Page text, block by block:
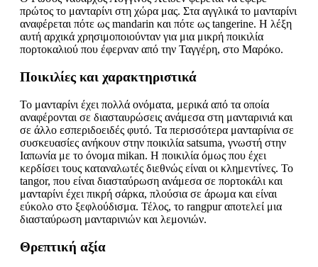
πρώτος το μανταρίνι στη χώρα μας. Στα αγγλικά το μανταρίνι
αναφέρεται πότε ως mandarin και πότε ως tangerine. Η λέξη
αυτή αρχικά χρησιμοποιούνταν για μια μικρή ποικιλία
πορτοκαλιού που έφερναν από την Ταγγέρη, στο Μαρόκο.
Ποικιλίες και χαρακτηριστικά
Το μανταρίνι έχει πολλά ονόματα, μερικά από τα οποία
αναφέρονται σε διασταυρώσεις ανάμεσα στη μανταρινιά και
σε άλλο εσπεριδοειδές φυτό. Τα περισσότερα μανταρίνια σε
συσκευασίες ανήκουν στην ποικιλία satsuma, γνωστή στην
Ιαπωνία με το όνομα mikan. Η ποικιλία όμως που έχει
κερδίσει τους καταναλωτές διεθνώς είναι οι κλημεντίνες. Το
tangor, που είναι διασταύρωση ανάμεσα σε πορτοκάλι και
μανταρίνι έχει πικρή σάρκα, πλούσια σε άρωμα και είναι
εύκολο στο ξεφλούδισμα. Τέλος, το rangpur αποτελεί μια
διασταύρωση μανταρινιών και λεμονιών.
Θρεπτική αξία